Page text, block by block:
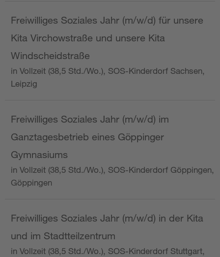
Freiwilliges Soziales Jahr (m/w/d) für unsere
Kita Virchowstraße und unsere Kita
Windscheidstraße
in Vollzeit (38,5 Std./Wo.), SOS-Kinderdorf Sachsen,
Leipzig
Freiwilliges Soziales Jahr (m/w/d) im
Ganztagesbetrieb eines Göppinger
Gymnasiums
in Vollzeit (38,5 Std./Wo.), SOS-Kinderdorf Göppingen,
Göppingen
Freiwilliges Soziales Jahr (m/w/d) in der Kita
und im Stadtteilzentrum
in Vollzeit (38,5 Std./Wo.), SOS-Kinderdorf Stuttgart,